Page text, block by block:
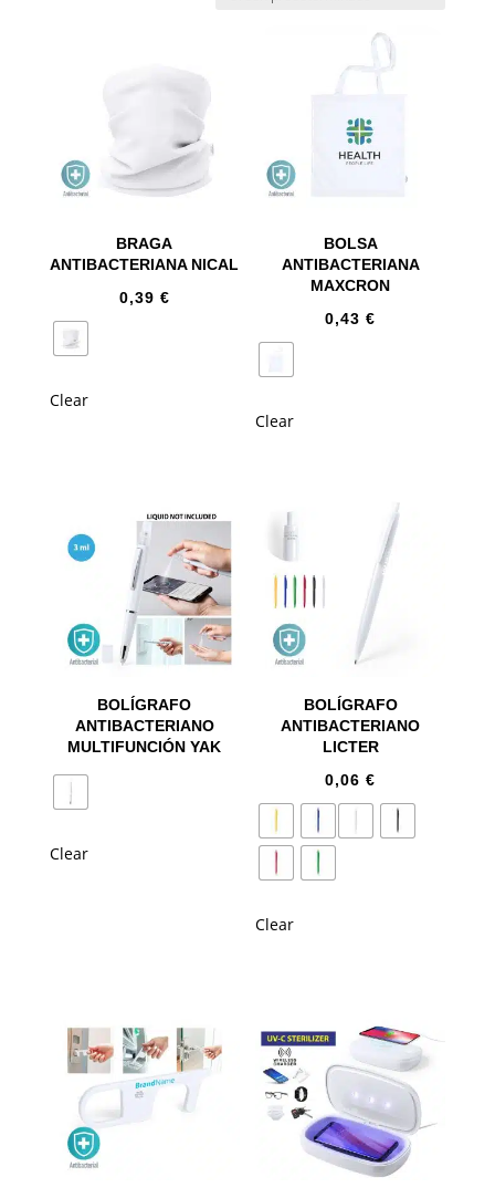
BRAGA
ANTIBACTERIANA NICAL
0,39 €
Clear
BOLSA
ANTIBACTERIANA
MAXCRON
0,43€
Clear
BOLÍGRAFO
ANTIBACTERIANO
MULTIFUNCIÓN YAK
Clear
BOLÍGRAFO
ANTIBACTERIANO
LICTER
0,06€
Clear